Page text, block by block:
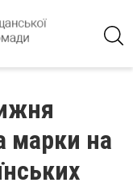
марки на